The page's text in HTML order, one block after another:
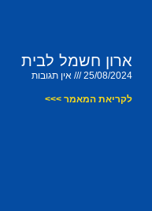
ארון חשמל לבית
25/08/2024 אין תגובות
לקריאת המאמר >>>